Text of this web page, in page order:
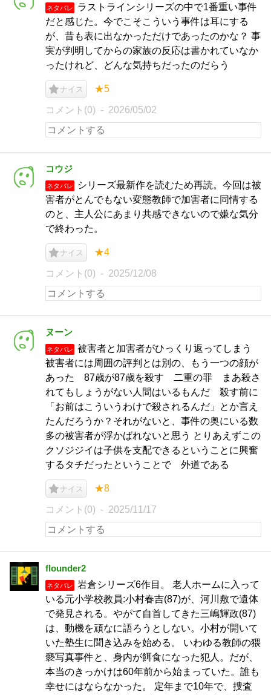
ネタバレ
ラストラインシリーズの中で1番重い事件
だと感じた。今でこそこういう事件は耳にする
が、昔も表に出なかっただけであったのかな？ 事
実が判明してからの家族の反応は書かれていなか
ったけれど、どんな気持ちだったのだらう
ナイス ★5
コメント(0) 2026/05/02
コウジ
ネタバレ
シリーズ最新作を読むため再読。今回は被
害者がとんでもない変態教師で加害者に同情する
のと、主人公にあまり共感できないので嫌な気分
で終わった。
ナイス ★4
コメント(0) 2025/12/08
ヌーン
ネタバレ
被害者と加害者がひっくり返ってしまう
被害者には周囲の評判とは別の、もう一つの顔が
あった 87歳が87歳を殺す 二重の罪 まあ殺さ
れてもしょうがない人間はいるもんだ 殺す前に
「お前はこういうわけで殺されるんだ」とか言え
たんだろうか？それがないと、事件の奥にいる数
多の被害者が浮かばれないと思う とりあえずこの
クソジジイは子供を支配できるということに興奮
するタチだったということで 外道である
ナイス ★8
コメント(0) 2025/11/17
flounder2
ネタバレ
岩倉シリーズ6作目。 老人ホームに入って
いる元小学校教員:小村春吉(87)が、河川敷で遺体
で発見される。やがて自首してきた三嶋輝政(87)
は、動機を頑なに語ろうとしない。小村が開いて
いた塾生に聞き込みを始める。 いわゆる教師の猥
褻写真事件と、身内が餌食になった犯人。だが、
本当のきっかけは60年前から始まっていた。誰も
幸せにはならなかった。 定年まで10年で、捜査